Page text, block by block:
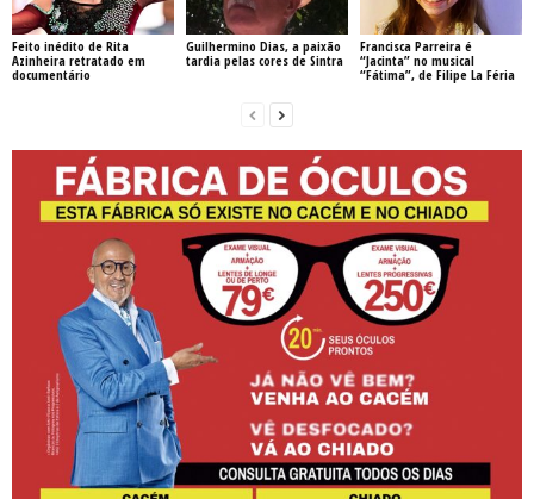
Feito inédito de Rita
Azinheira retratado em
documentário
Guilhermino Dias, a paixão
tardia pelas cores de Sintra
Francisca Parreira é
“Jacinta” no musical
“Fátima”, de Filipe La Féria